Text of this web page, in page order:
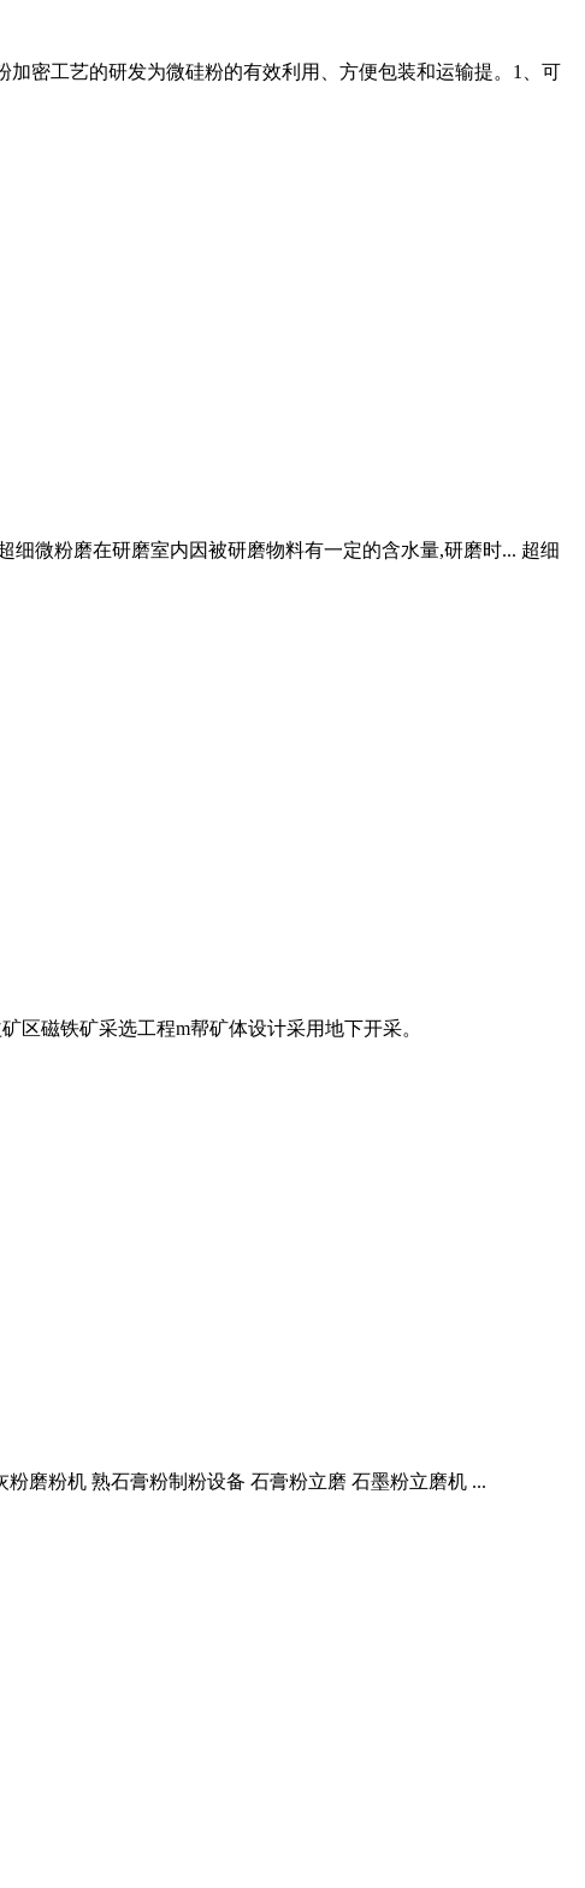
密工艺的研发为微硅粉的有效利用、方便包装和运输提。1、可
微粉磨在研磨室内因被研磨物料有一定的含水量,研磨时... 超细
区磁铁矿采选工程m帮矿体设计采用地下开采。
磨粉机 熟石膏粉制粉设备 石膏粉立磨 石墨粉立磨机 ...